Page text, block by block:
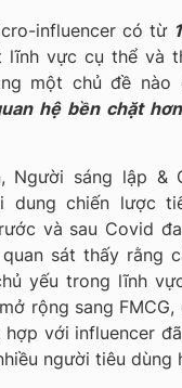
influencer có từ
lĩnh vực cụ thể và
một chủ đề nào
hệ bền chặt hơn
Người sáng lập
dung chiến lược
và sau Covid
sát thấy rằng
yếu trong lĩnh
rộng sang
với influencer
người tiêu dùng